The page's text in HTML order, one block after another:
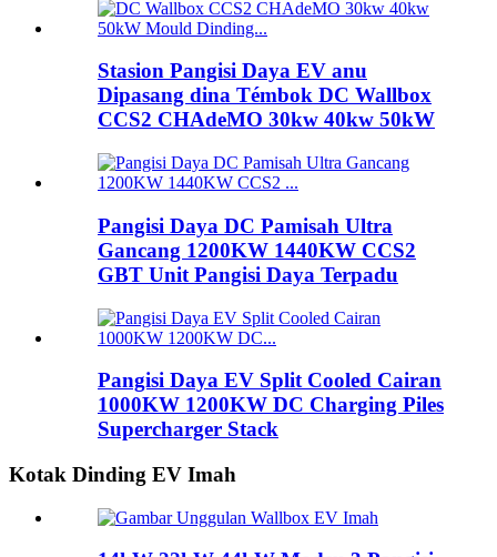
Stasion Pangisi Daya EV anu
Dipasang dina Témbok DC Wallbox
CCS2 CHAdeMO 30kw 40kw 50kW
Pangisi Daya DC Pamisah Ultra
Gancang 1200KW 1440KW CCS2
GBT Unit Pangisi Daya Terpadu
Pangisi Daya EV Split Cooled Cairan
1000KW 1200KW DC Charging Piles
Supercharger Stack
Kotak Dinding EV Imah